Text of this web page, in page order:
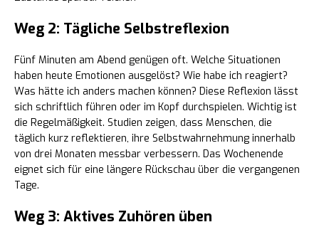
Weg 2: Tägliche Selbstreflexion
Fünf Minuten am Abend genügen oft. Welche Situationen
haben heute Emotionen ausgelöst? Wie habe ich reagiert?
Was hätte ich anders machen können? Diese Reflexion lässt
sich schriftlich führen oder im Kopf durchspielen. Wichtig ist
die Regelmäßigkeit. Studien zeigen, dass Menschen, die
täglich kurz reflektieren, ihre Selbstwahrnehmung innerhalb
von drei Monaten messbar verbessern. Das Wochenende
eignet sich für eine längere Rückschau über die vergangenen
Tage.
Weg 3: Aktives Zuhören üben